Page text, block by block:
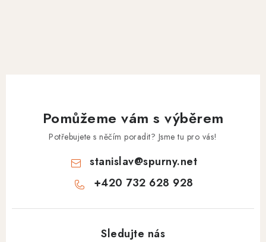
Pomůžeme vám s výběrem
Potřebujete s něčím poradit? Jsme tu pro vás!
stanislav@spurny.net
+420 732 628 928